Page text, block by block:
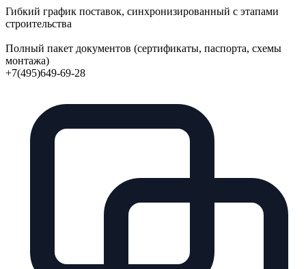
Гибкий график поставок, синхронизированный с этапами
строительства
Полный пакет документов (сертификаты, паспорта, схемы
монтажа)
+7(495)649-69-28